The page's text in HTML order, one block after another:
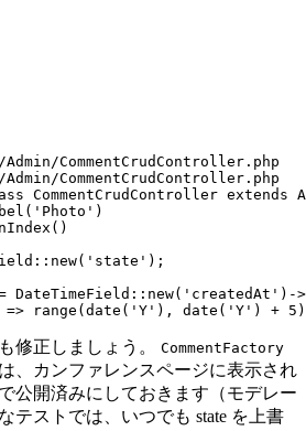
CommentCrudController.php
CommentCrudController.php
CommentCrudController
DateTimeField::new('createdAt')-
range(date('Y'), date('Y') +
修正しましょう。 CommentFactory
、カンファレンスページに表示され
公開済みにしておきます（モデレー
テストでは、いつでも state を上書